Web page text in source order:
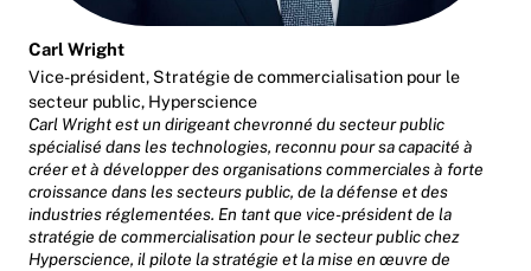
Carl Wright
Vice-président, Stratégie de commercialisation pour le
secteur public, Hyperscience
Carl Wright est un dirigeant chevronné du secteur public
spécialisé dans les technologies, reconnu pour sa capacité à
créer et à développer des organisations commerciales à forte
croissance dans les secteurs public, de la défense et des
industries réglementées. En tant que vice-président de la
stratégie de commercialisation pour le secteur public chez
Hyperscience, il pilote la stratégie et la mise en œuvre de